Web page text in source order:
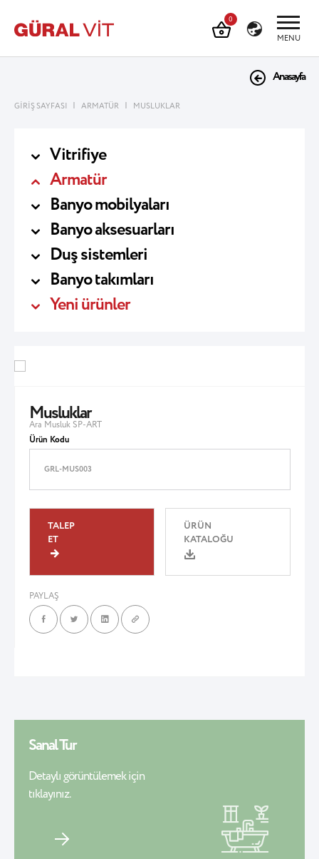
MENU
0
GİRİŞ SAYFASI | ARMATÜR | MUSLUKLAR
Anasayfa
Vitrifiye
Armatür
Banyo mobilyaları
Banyo aksesuarları
Duş sistemleri
Banyo takımları
Yeni ürünler
Musluklar
Ara Musluk SP-ART
Ürün Kodu
GRL-MUS003
TALEP
ET
ÜRÜN
KATALOĞU
PAYLAŞ
Sanal Tur
Detaylı görüntülemek için
tıklayınız.